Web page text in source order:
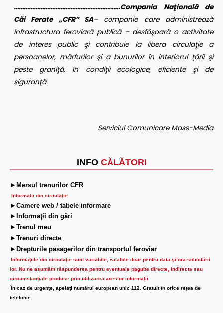
INFO CĂLĂTORI
►Mersul trenurilor CFR
Informatii din circulaţie
►Camere web / tabele informare
►Informaţii din gări
►Trenul meu
►Trenuri directe
►Drepturile pasagerilor din transportul feroviar
Informaţiile din circulaţie sunt variabile, valabile doar pentru data şi ora solicitării
lor. Nu ne asumăm răspunderea pentru eventuale pagube directe, indirecte sau
circumstanțiale produse prin utilizarea acestor informații.
În caz de urgenţe, apelaţi numărul european unic 112. Gratuit în orice reţea de
telefonie.
……………………………………………………….Compania Naţională de
Căi Ferate „CFR” SA– companie care administrează
infrastructura feroviară publică – desfăşoară o activitate
de interes public şi contribuie la libera circulaţie a
persoanelor, mărfurilor şi a bunurilor în interiorul ţării şi
peste graniţă, în condiţii ecologice, eficiente şi de
siguranţă.
Serviciul Comunicare Mass-Media